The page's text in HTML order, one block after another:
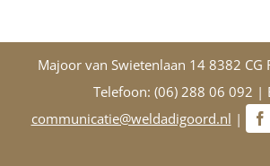
Majoor van Swietenlaan 14 8382 CG
Telefoon: (06) 288 06 092 |
communicatie@weldadigoord.nl |